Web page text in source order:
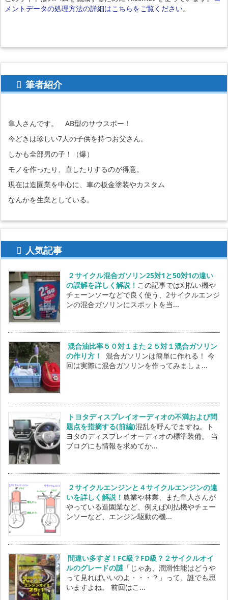
メントデータの処理方法の詳細はこちらをご覧ください。
筆者紹介
隼人さんです。 AB型のサウスポー！
今どきは珍しい7人の子供を持つお父さん。
しかも全部男の子！（爆）
モノを作ったり、直したりするのが得意。
現在は造園業を中心に、車の板金塗装やカスタム
なんかを生業としている。
人気記事
２サイクル混合ガソリン25対1と50対1の違い
の誤解を詳しく解説！ この記事では刈払い機や
チェーンソーなどで良く使う、2サイクルエンジ
ンの混合ガソリンにスポットを当...
混合油比率５０対１また２５対１混合ガソリン
の作り方！
混合ガソリンは簡単に作れる！ 今
回は実際に混合ガソリンを作ってみましょ...
トヨタディスプレイオーディオの不満および問
題点を指摘する(前編)混乱を呼んでますね。ト
ヨタのディスプレイオーディオの標準装備。 当
ブログにも情報を求めてか...
２サイクルエンジンと４サイクルエンジンの違
いを詳しく解説！ 農業や林業、また隼人さんが
やっている造園業など、例えば刈払機やチェー
ンソーなど、エンジン駆動の機...
間違い多すぎ！FC級？FD級？２サイクルオイ
ルのグレードの謎 「じゃあ、潤滑性能はどうや
って見ればいいのよ・・・？」って、誰でも思
いますよね。 前回はこ...